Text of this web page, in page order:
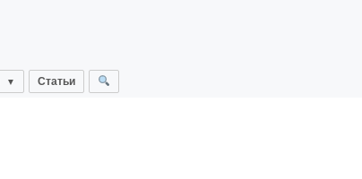
Статьи